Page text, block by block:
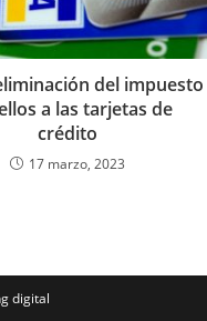
del impuesto
a las tarjetas de
crédito
17 marzo, 2023
digital